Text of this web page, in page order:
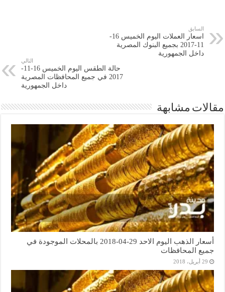
السابق
اسعار العملات اليوم الخميس 16-
11-2017 بجميع البنوك المصرية
داخل الجمهورية
التالي
حالة الطقس اليوم الخميس 16-11-
2017 في جميع المحافظات المصرية
داخل الجمهورية
مقالات مشابهة
أسعار الذهب اليوم الاحد 29-04-2018 بالمحلات الموجودة في
جميع المحافظات
29 أبريل، 2018